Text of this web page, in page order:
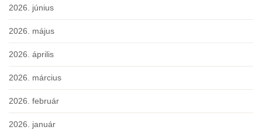
2026. június
2026. május
2026. április
2026. március
2026. február
2026. január